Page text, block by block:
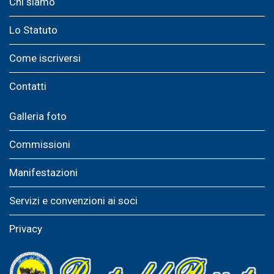
Lo Statuto
Come iscriversi
Contatti
Galleria foto
Commissioni
Manifestazioni
Servizi e convenzioni ai soci
Privacy